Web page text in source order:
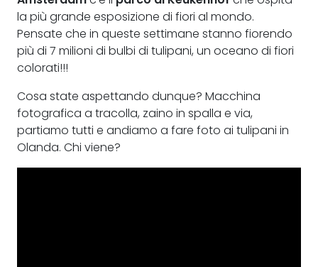
la più grande esposizione di fiori al mondo.
Pensate che in queste settimane stanno fiorendo
più di 7 milioni di bulbi di tulipani, un oceano di fiori
colorati!!!
Cosa state aspettando dunque? Macchina
fotografica a tracolla, zaino in spalla e via,
partiamo tutti e andiamo a fare foto ai tulipani in
Olanda. Chi viene?